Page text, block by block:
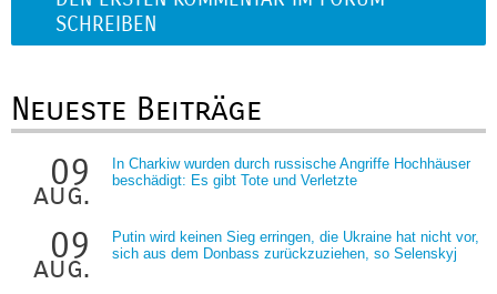
SCHREIBEN
Neueste Beiträge
09
aug.
In Charkiw wurden durch russische Angriffe Hochhäuser
beschädigt: Es gibt Tote und Verletzte
09
aug.
Putin wird keinen Sieg erringen, die Ukraine hat nicht vor,
sich aus dem Donbass zurückzuziehen, so Selenskyj